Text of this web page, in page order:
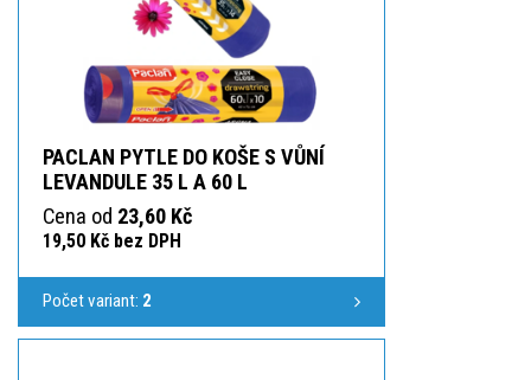
PACLAN PYTLE DO KOŠE S VŮNÍ
LEVANDULE 35 L A 60 L
Cena od 23,60 Kč
19,50 Kč bez DPH
Počet variant: 2